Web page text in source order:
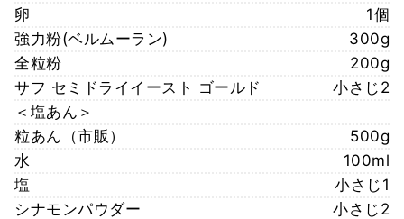
卵
1個
強力粉(ベルムーラン)
300g
全粒粉
200g
サフ セミドライイースト ゴールド
小さじ2
＜塩あん＞
粒あん（市販）
500g
水
100ml
塩
小さじ1
シナモンパウダー
小さじ2